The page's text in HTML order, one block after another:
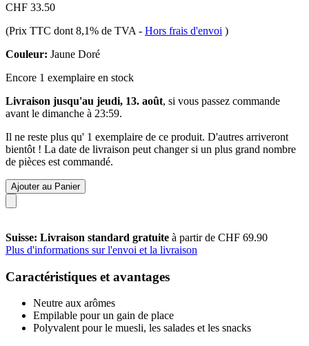
CHF 33.50
(Prix TTC dont 8,1% de TVA - Hors frais d'envoi )
Couleur: Jaune Doré
Encore 1 exemplaire en stock
Livraison jusqu'au jeudi, 13. août, si vous passez commande
avant le dimanche à 23:59.
Il ne reste plus qu' 1 exemplaire de ce produit. D'autres arriveront
bientôt ! La date de livraison peut changer si un plus grand nombre
de pièces est commandé.
Ajouter au Panier
Suisse: Livraison standard gratuite à partir de CHF 69.90
Plus d'informations sur l'envoi et la livraison
Caractéristiques et avantages
Neutre aux arômes
Empilable pour un gain de place
Polyvalent pour le muesli, les salades et les snacks